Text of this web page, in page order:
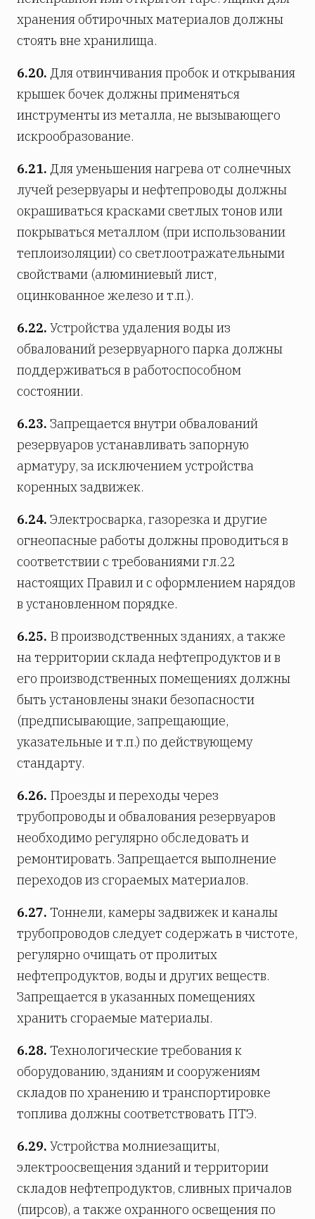
хранения обтирочных материалов должны
стоять вне хранилища.
6.20. Для отвинчивания пробок и открывания
крышек бочек должны применяться
инструменты из металла, не вызывающего
искрообразование.
6.21. Для уменьшения нагрева от солнечных
лучей резервуары и нефтепроводы должны
окрашиваться красками светлых тонов или
покрываться металлом (при использовании
теплоизоляции) со светлоотражательными
свойствами (алюминиевый лист,
оцинкованное железо и т.п.).
6.22. Устройства удаления воды из
обвалований резервуарного парка должны
поддерживаться в работоспособном
состоянии.
6.23. Запрещается внутри обвалований
резервуаров устанавливать запорную
арматуру, за исключением устройства
коренных задвижек.
6.24. Электросварка, газорезка и другие
огнеопасные работы должны проводиться в
соответствии с требованиями гл.22
настоящих Правил и с оформлением нарядов
в установленном порядке.
6.25. В производственных зданиях, а также
на территории склада нефтепродуктов и в
его производственных помещениях должны
быть установлены знаки безопасности
(предписывающие, запрещающие,
указательные и т.п.) по действующему
стандарту.
6.26. Проезды и переходы через
трубопроводы и обвалования резервуаров
необходимо регулярно обследовать и
ремонтировать. Запрещается выполнение
переходов из сгораемых материалов.
6.27. Тоннели, камеры задвижек и каналы
трубопроводов следует содержать в чистоте,
регулярно очищать от пролитых
нефтепродуктов, воды и других веществ.
Запрещается в указанных помещениях
хранить сгораемые материалы.
6.28. Технологические требования к
оборудованию, зданиям и сооружениям
складов по хранению и транспортировке
топлива должны соответствовать ПТЭ.
6.29. Устройства молниезащиты,
электроосвещения зданий и территории
складов нефтепродуктов, сливных причалов
(пирсов), а также охранного освещения по